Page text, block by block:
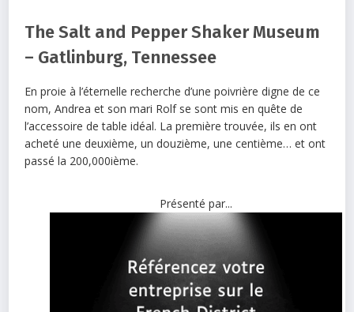
The Salt and Pepper Shaker Museum
– Gatlinburg, Tennessee
En proie à l’éternelle recherche d’une poivrière digne de ce
nom, Andrea et son mari Rolf se sont mis en quête de
l’accessoire de table idéal. La première trouvée, ils en ont
acheté une deuxième, un douzième, une centième… et ont
passé la 200,000ième.
Présenté par...